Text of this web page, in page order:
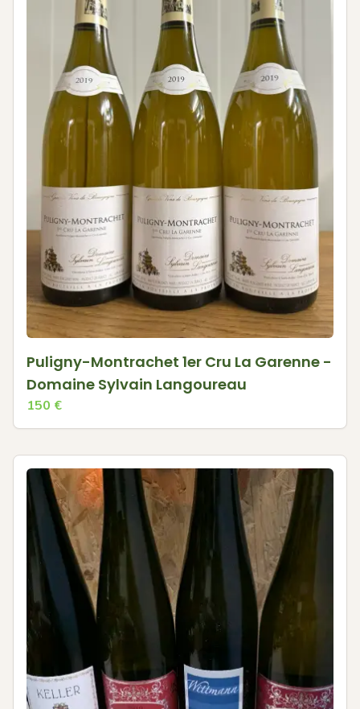
Puligny-Montrachet 1er Cru La Garenne -
Domaine Sylvain Langoureau
150 €